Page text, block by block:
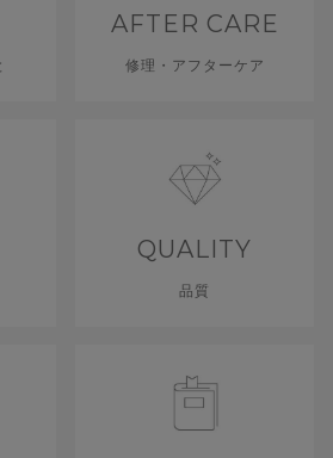
AFTER CARE
修理・アフターケア
QUALITY
品質